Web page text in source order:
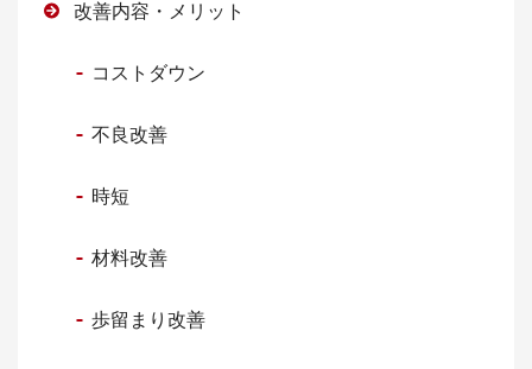
改善内容・メリット
コストダウン
不良改善
時短
材料改善
歩留まり改善